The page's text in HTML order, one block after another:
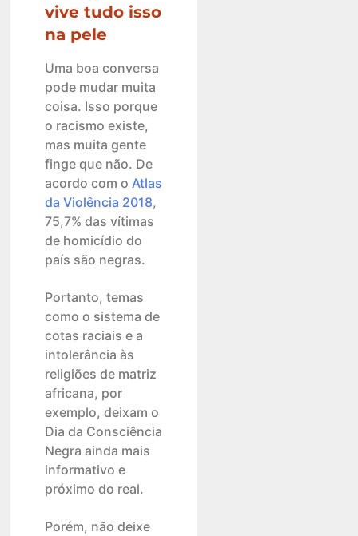
vive tudo isso
na pele
Uma boa conversa
pode mudar muita
coisa. Isso porque
o racismo existe,
mas muita gente
finge que não. De
acordo com o Atlas
da Violência 2018,
75,7% das vítimas
de homicídio do
país são negras.
Portanto, temas
como o sistema de
cotas raciais e a
intolerância às
religiões de matriz
africana, por
exemplo, deixam o
Dia da Consciência
Negra ainda mais
informativo e
próximo do real.
Porém, não deixe